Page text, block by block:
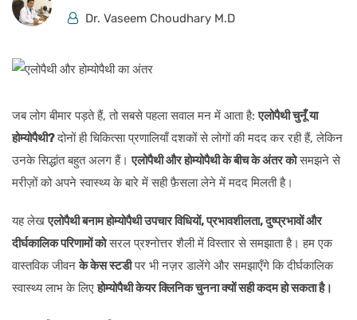
Dr. Vaseem Choudhary M.D
जब लोग बीमार पड़ते हैं, तो सबसे पहला सवाल मन में आता है:एलोपैथी चुनूँ या
होम्योपैथी?दोनों ही चिकित्सा प्रणालियाँ दशकों से लोगों की मदद कर रही हैं, लेकिन
उनके सिद्धांत बहुत अलग हैं।एलोपैथी और होम्योपैथी के बीच के अंतर कोसमझने से
मरीज़ों को अपने स्वास्थ्य के बारे में सही फ़ैसला लेने में मदद मिलती है।
यह लेखएलोपैथी बनाम होम्योपैथी उपचार विधियों, प्रभावशीलता, दुष्प्रभावों और
दीर्घकालिक परिणामों कोसरल प्रश्नोत्तर शैली में विस्तार से समझाता है। हम एक
वास्तविक जीवनके केस स्टडीपर भी नज़र डालेंगे और समझाएँगे कि दीर्घकालिक
स्वास्थ्य लाभ के लिएहोम्योपैथी केयर क्लिनिक चुनना क्यों सही कदम हो सकता है।